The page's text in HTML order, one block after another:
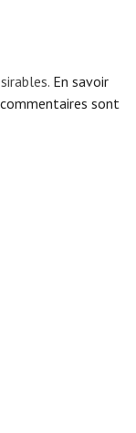
En savoir
sont